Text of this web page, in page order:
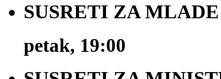
SUSRETI ZA MLADE
petak, 19:00